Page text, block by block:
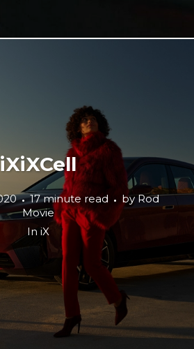
iXiXCell
17 minute read by Rod
Movie
In iX